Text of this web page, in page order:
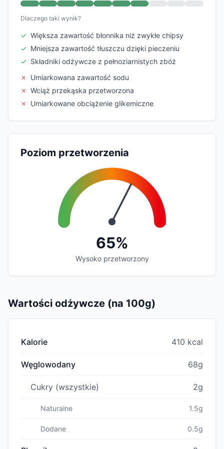
Dlaczego taki wynik?
✓ Większa zawartość błonnika niż zwykłe chipsy
✓ Mniejsza zawartość tłuszczu dzięki pieczeniu
✓ Składniki odżywcze z pełnoziarnistych zbóż
✗
Umiarkowana zawartość sodu
✗ Wciąż przekąska przetworzona
✗
Umiarkowane obciążenie glikemiczne
Poziom przetworzenia
65%
Wysoko przetworzony
Wartości odżywcze (na 100g)
Kalorie 410 kcal
Węglowodany 68g
Cukry (wszystkie) 2g
Naturalne 1.5g
Dodane 0.5g